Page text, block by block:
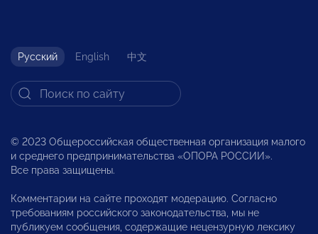
Русский English 中文
© 2023 Общероссийская общественная организация малого
и среднего предпринимательства «ОПОРА РОССИИ».
Все права защищены.
Комментарии на сайте проходят модерацию. Согласно
требованиям российского законодательства, мы не
публикуем сообщения, содержащие нецензурную лексику